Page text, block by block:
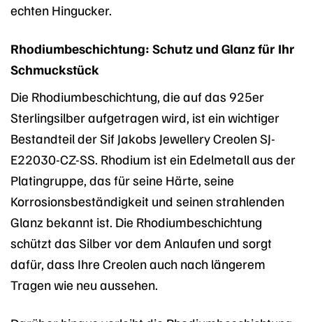
echten Hingucker.
Rhodiumbeschichtung: Schutz und Glanz für Ihr
Schmuckstück
Die Rhodiumbeschichtung, die auf das 925er
Sterlingsilber aufgetragen wird, ist ein wichtiger
Bestandteil der Sif Jakobs Jewellery Creolen SJ-
E22030-CZ-SS. Rhodium ist ein Edelmetall aus der
Platingruppe, das für seine Härte, seine
Korrosionsbeständigkeit und seinen strahlenden
Glanz bekannt ist. Die Rhodiumbeschichtung
schützt das Silber vor dem Anlaufen und sorgt
dafür, dass Ihre Creolen auch nach längerem
Tragen wie neu aussehen.